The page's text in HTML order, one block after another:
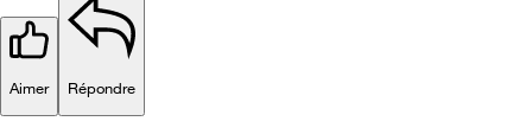
Aimer Répondre